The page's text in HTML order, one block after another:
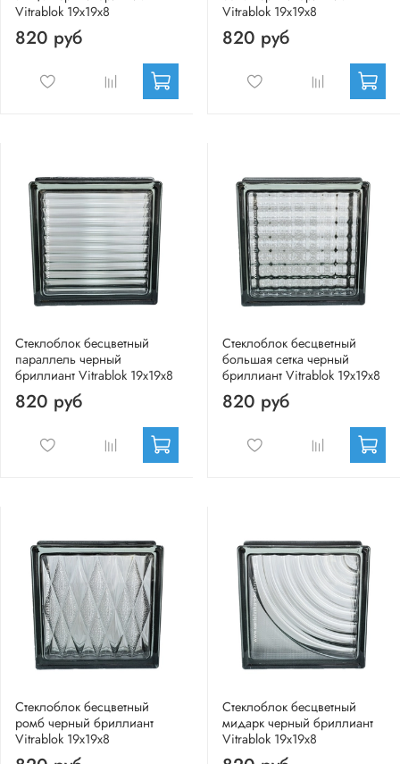
Vitrablok 19х19х8
820 руб
Vitrablok 19х19х8
820 руб
Стеклоблок бесцветный
параллель черный
бриллиант Vitrablok 19х19х8
820 руб
Стеклоблок бесцветный
большая сетка черный
бриллиант Vitrablok 19х19х8
820 руб
Стеклоблок бесцветный
ромб черный бриллиант
Vitrablok 19х19х8
Стеклоблок бесцветный
мидарк черный бриллиант
Vitrablok 19х19х8